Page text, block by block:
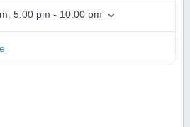
5:00 pm - 10:00 pm